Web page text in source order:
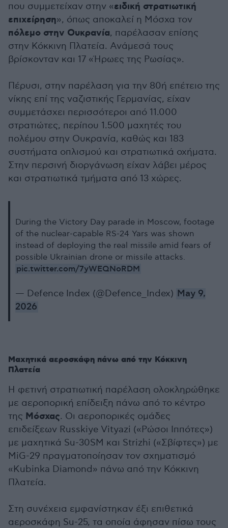
που συμμετείχαν στην «ειδική στρατιωτική
επιχείρηση», όπως αποκαλεί η Μόσχα τον
πόλεμο στην Ουκρανία, παρέλασαν επίσης
στην Κόκκινη Πλατεία. Ανάμεσά τους
βρίσκονταν και 17 «Ήρωες της Ρωσίας».
Πέρυσι, στην παρέλαση για την 80ή επέτειο της
νίκης επί της ναζιστικής Γερμανίας, είχαν
συμμετάσχει περισσότεροι από 11.000
στρατιώτες, περίπου 1.500 μαχητές του
πολέμου στην Ουκρανία, καθώς και 183
συστήματα οπλισμού και στρατιωτικά οχήματα.
Στην περσινή διοργάνωση είχαν λάβει μέρος
και στρατιωτικά τμήματα από 13 χώρες.
During the Victory Day parade in Moscow, footage
of the nuclear-capable RS-24 Yars was shown
instead of deploying the real missile amid fears of
possible Ukrainian drone or missile attacks.
pic.twitter.com/7yWEQNoRDM
— Defence Index (@Defence_Index) May 9,
2026
Μαχητικά αεροσκάφη πάνω από την Κόκκινη
Πλατεία
Η φετινή στρατιωτική παρέλαση ολοκληρώθηκε
με αεροπορική επίδειξη πάνω από το κέντρο
της Μόσχας. Οι αεροπορικές ομάδες
επιδείξεων Russkiye Vityazi («Ρώσοι Ιππότες»)
με μαχητικά Su-30SM και Strizhi («Σβίφτες») με
MiG-29 πραγματοποίησαν τον σχηματισμό
«Kubinka Diamond» πάνω από την Κόκκινη
Πλατεία.
Στη συνέχεια εμφανίστηκαν έξι επιθετικά
αεροσκάφη Su-25, τα οποία άφησαν πίσω τους